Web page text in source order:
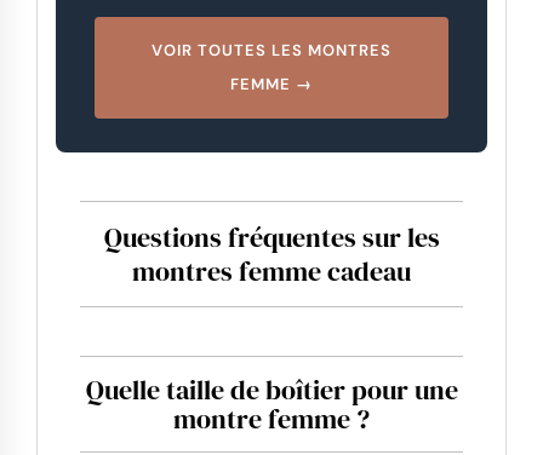
VOIR TOUTES LES MONTRES
FEMME →
Questions fréquentes sur les
montres femme cadeau
Quelle taille de boîtier pour une
montre femme ?